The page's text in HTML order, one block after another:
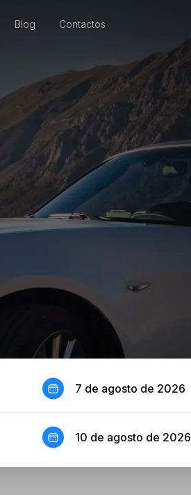
Blog Contactos
7 de agosto de 2026
10 de agosto de 2026